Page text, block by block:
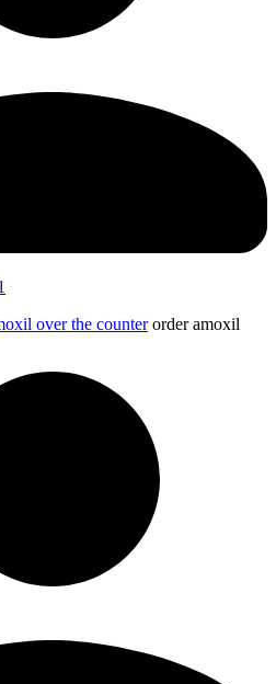
over the counterorder amoxil